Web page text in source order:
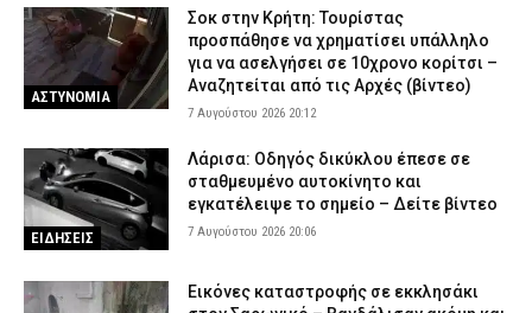
ΑΣΤΥΝΟΜΙΑ
Σοκ στην Κρήτη: Τουρίστας
προσπάθησε να χρηματίσει υπάλληλο
για να ασελγήσει σε 10χρονο κορίτσι –
Αναζητείται από τις Αρχές (βίντεο)
7 Αυγούστου 2026 20:12
ΕΙΔΗΣΕΙΣ
Λάρισα: Οδηγός δικύκλου έπεσε σε
σταθμευμένο αυτοκίνητο και
εγκατέλειψε το σημείο – Δείτε βίντεο
7 Αυγούστου 2026 20:06
Εικόνες καταστροφής σε εκκλησάκι